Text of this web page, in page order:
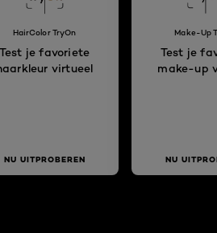
HairColor TryOn
Test je favoriete
virtueel
NU UITPROBEREN
Make-Up
Test je
make-up
NU